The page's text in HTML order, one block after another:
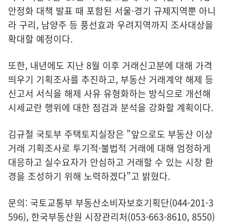
안정화 대책 발표 때 포함된 서울·경기 규제지역뿐 아니
라 구리, 남양주 등 풍선효과 우려지역까지 조사대상을
확대할 예정이다.
또한, 내년에도 지난 8월 이후 거래신고분에 대해 가격
띄우기 기획조사를 추진하고, 부동산 거래계약 해제 등
신고서 서식을 해제 사유 유형화하는 방식으로 개선해
시세교란 행위에 대한 점검과 분석을 강화할 계획이다.
김규철 국토부 주택토지실장은 "앞으로도 부동산 이상
거래 기획조사로 투기적·불법적 거래에 대해 엄정하게
대응하고 실수요자가 안심하고 거래할 수 있는 시장 환
경을 조성하기 위해 노력하겠다"고 밝혔다.
문의: 국토교통부 부동산소비자보호기획단(044-201-3
596), 한국부동산원 시장관리처(053-663-8610, 8550)